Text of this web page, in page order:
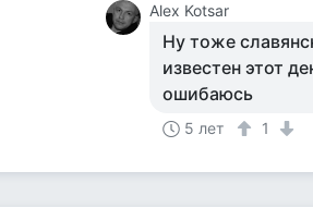
Alex Kotsar
Ну тоже
известен этот
ошибаюсь
5 лет 1